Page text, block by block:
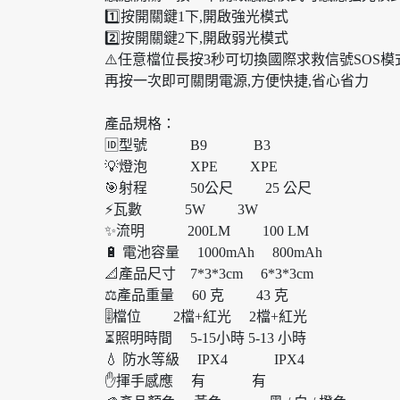
1️⃣按開關鍵1下,開啟強光模式
2️⃣按開關鍵2下,開啟弱光模式
⚠️任意檔位長按3秒可切換國際求救信號SOS模
再按一次即可關閉電源,方便快捷,省心省力
產品規格：
🆔型號 B9 B3
💡燈泡 XPE XPE
🎯射程 50公尺 25 公尺
⚡瓦數 5W 3W
✨流明 200LM 100 LM
🔋 電池容量 1000mAh 800mAh
📐產品尺寸 7*3*3cm 6*3*3cm
⚖️產品重量 60 克 43 克
🎚️檔位 2檔+紅光 2檔+紅光
⏳照明時間 5-15小時 5-13 小時
💧 防水等級 IPX4 IPX4
✋揮手感應 有 有